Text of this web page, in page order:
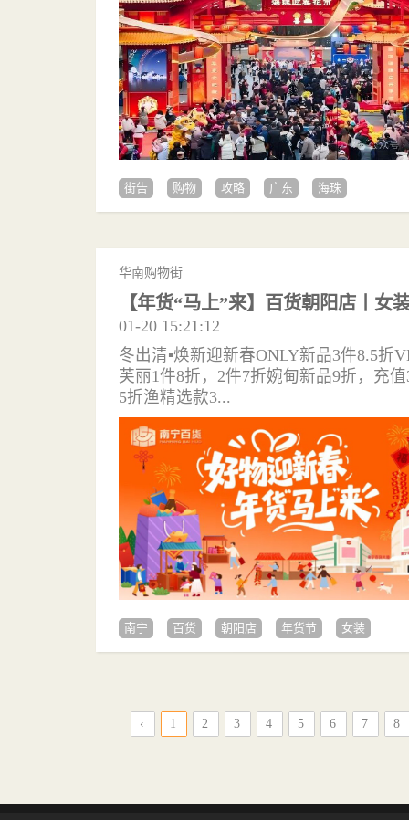
街告 购物 攻略 广东 海珠
华南购物街
【年货“马上”来】百货朝阳店丨女
01-20 15:21:12
冬出清▪焕新迎新春ONLY新品3件8.5折
芙丽1件8折，2件7折婉甸新品9折，充
5折渔精选款3...
南宁 百货 朝阳店 年货节 女装
‹ 1 2 3 4 5 6 7 8